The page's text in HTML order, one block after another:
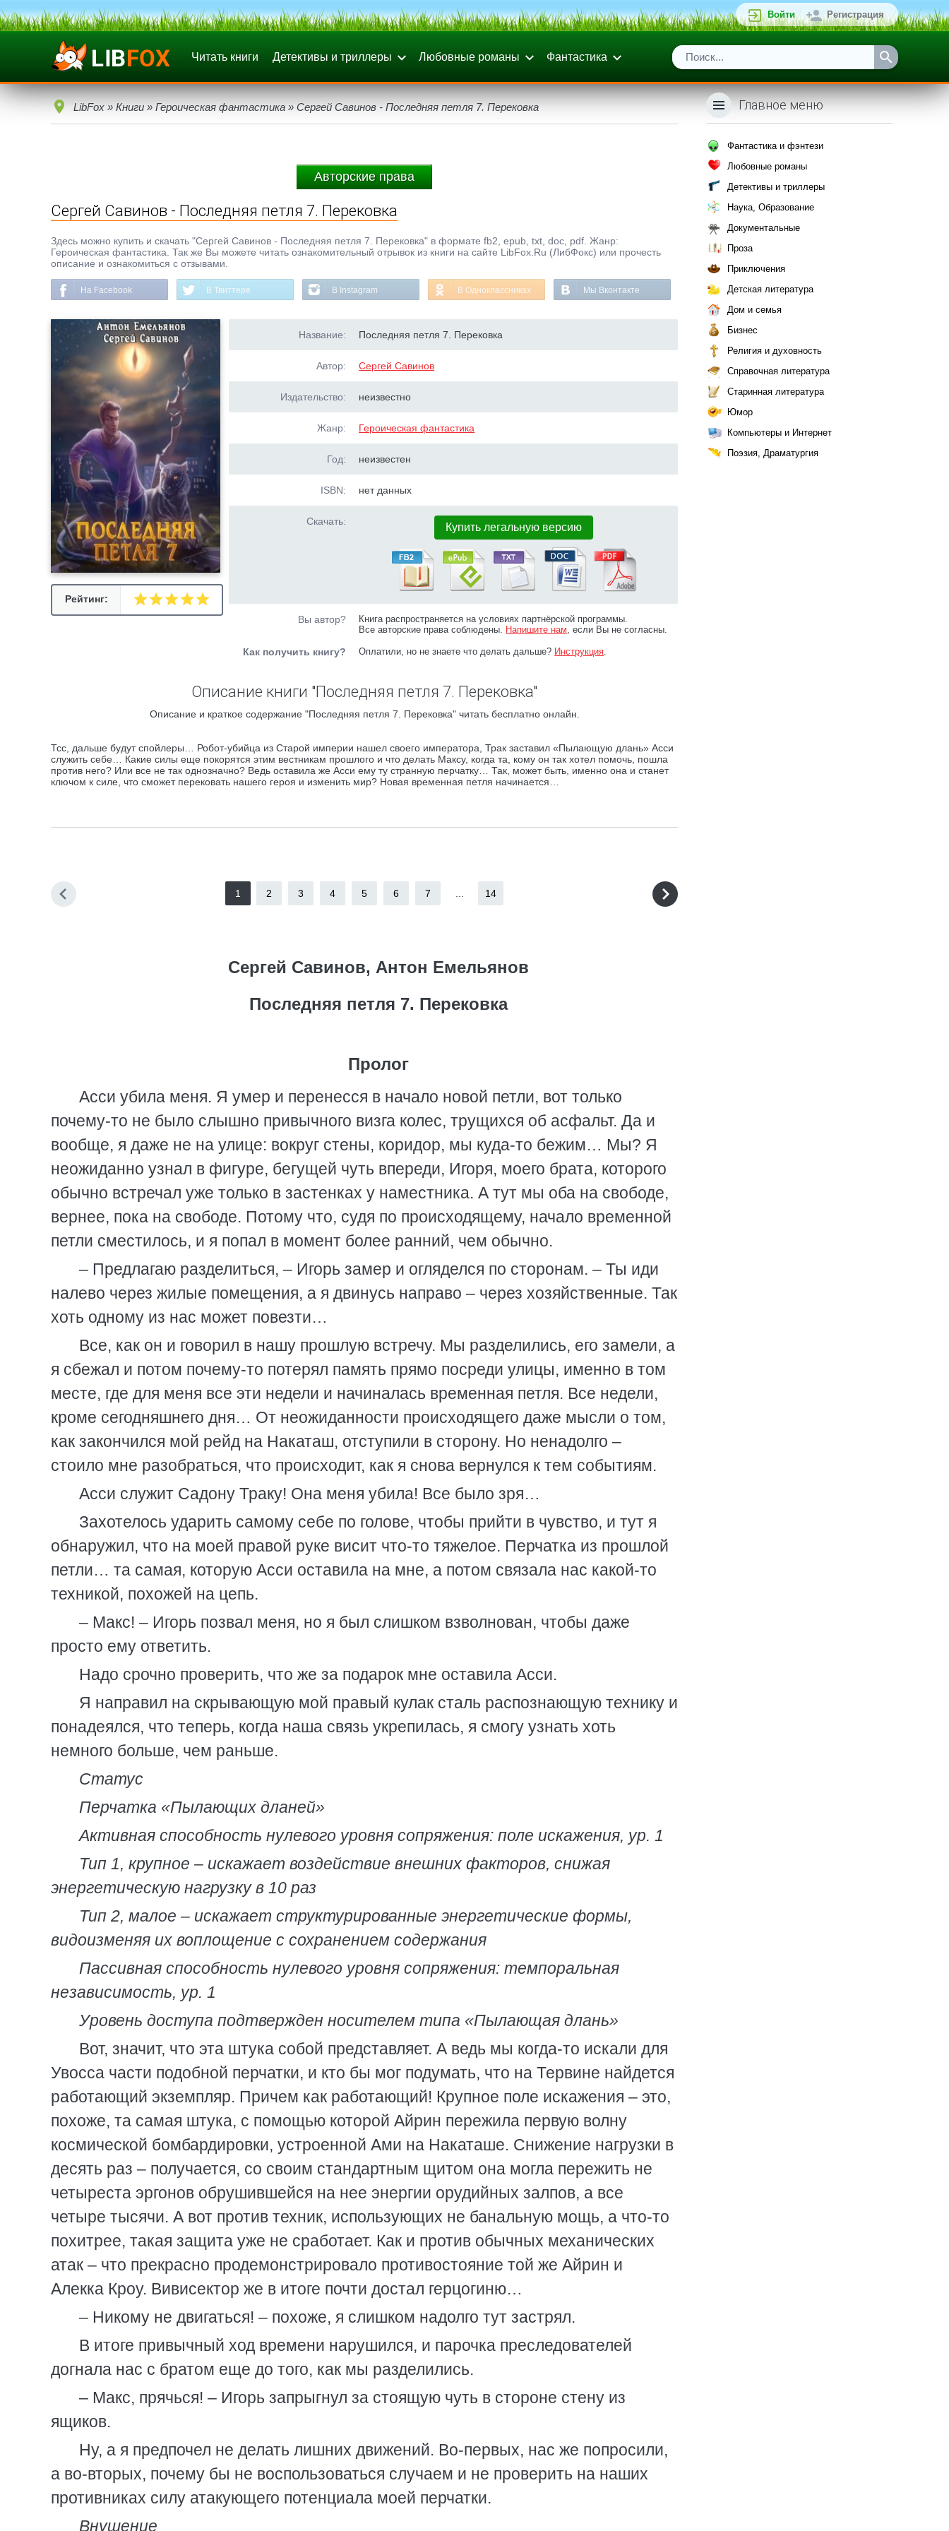
Войти Регистрация
Читать книги Детективы и триллеры Любовные романы Фантастика
LibFox » Книги » Героическая фантастика » Сергей Савинов - Последняя петля 7. Перековка
Авторские права
Сергей Савинов - Последняя петля 7. Перековка
Здесь можно купить и скачать "Сергей Савинов - Последняя петля 7. Перековка" в формате fb2, epub, txt, doc, pdf. Жанр:
Героическая фантастика. Так же Вы можете читать ознакомительный отрывок из книги на сайте LibFox.Ru (ЛибФокс) или прочесть
описание и ознакомиться с отзывами.
На Facebook В Твиттере В Instagram В Одноклассниках Мы Вконтакте
Рейтинг:
Название: Последняя петля 7. Перековка
Автор: Сергей Савинов
Издательство: неизвестно
Жанр: Героическая фантастика
Год: неизвестен
ISBN: нет данных
Скачать: Купить легальную версию
Вы автор?
Книга распространяется на условиях партнёрской программы.
Все авторские права соблюдены. Напишите нам, если Вы не согласны.
Как получить книгу? Оплатили, но не знаете что делать дальше? Инструкция.
Описание книги "Последняя петля 7. Перековка"
Описание и краткое содержание "Последняя петля 7. Перековка" читать бесплатно онлайн.
Тсс, дальше будут спойлеры… Робот-убийца из Старой империи нашел своего императора, Трак заставил «Пылающую длань» Асси
служить себе… Какие силы еще покорятся этим вестникам прошлого и что делать Максу, когда та, кому он так хотел помочь, пошла
против него? Или все не так однозначно? Ведь оставила же Асси ему ту странную перчатку… Так, может быть, именно она и станет
ключом к силе, что сможет перековать нашего героя и изменить мир? Новая временная петля начинается…
1 2 3 4 5 6 7 14
Сергей Савинов, Антон Емельянов
Последняя петля 7. Перековка
Пролог
Асси убила меня. Я умер и перенесся в начало новой петли, вот только
почему-то не было слышно привычного визга колес, трущихся об асфальт. Да и
вообще, я даже не на улице: вокруг стены, коридор, мы куда-то бежим… Мы? Я
неожиданно узнал в фигуре, бегущей чуть впереди, Игоря, моего брата, которого
обычно встречал уже только в застенках у наместника. А тут мы оба на свободе,
вернее, пока на свободе. Потому что, судя по происходящему, начало временной
петли сместилось, и я попал в момент более ранний, чем обычно.
– Предлагаю разделиться, – Игорь замер и огляделся по сторонам. – Ты иди
налево через жилые помещения, а я двинусь направо – через хозяйственные. Так
хоть одному из нас может повезти…
Все, как он и говорил в нашу прошлую встречу. Мы разделились, его замели, а
я сбежал и потом почему-то потерял память прямо посреди улицы, именно в том
месте, где для меня все эти недели и начиналась временная петля. Все недели,
кроме сегодняшнего дня… От неожиданности происходящего даже мысли о том,
как закончился мой рейд на Накаташ, отступили в сторону. Но ненадолго –
стоило мне разобраться, что происходит, как я снова вернулся к тем событиям.
Асси служит Садону Траку! Она меня убила! Все было зря…
Захотелось ударить самому себе по голове, чтобы прийти в чувство, и тут я
обнаружил, что на моей правой руке висит что-то тяжелое. Перчатка из прошлой
петли… та самая, которую Асси оставила на мне, а потом связала нас какой-то
техникой, похожей на цепь.
– Макс! – Игорь позвал меня, но я был слишком взволнован, чтобы даже
просто ему ответить.
Надо срочно проверить, что же за подарок мне оставила Асси.
Я направил на скрывающую мой правый кулак сталь распознающую технику и
понадеялся, что теперь, когда наша связь укрепилась, я смогу узнать хоть
немного больше, чем раньше.
Статус
Перчатка «Пылающих дланей»
Активная способность нулевого уровня сопряжения: поле искажения, ур. 1
Тип 1, крупное – искажает воздействие внешних факторов, снижая
энергетическую нагрузку в 10 раз
Тип 2, малое – искажает структурированные энергетические формы,
видоизменяя их воплощение с сохранением содержания
Пассивная способность нулевого уровня сопряжения: темпоральная
независимость, ур. 1
Уровень доступа подтвержден носителем типа «Пылающая длань»
Вот, значит, что эта штука собой представляет. А ведь мы когда-то искали для
Увосса части подобной перчатки, и кто бы мог подумать, что на Тервине найдется
работающий экземпляр. Причем как работающий! Крупное поле искажения – это,
похоже, та самая штука, с помощью которой Айрин пережила первую волну
космической бомбардировки, устроенной Ами на Накаташе. Снижение нагрузки в
десять раз – получается, со своим стандартным щитом она могла пережить не
четыреста эргонов обрушившейся на нее энергии орудийных залпов, а все
четыре тысячи. А вот против техник, использующих не банальную мощь, а что-то
похитрее, такая защита уже не сработает. Как и против обычных механических
атак – что прекрасно продемонстрировало противостояние той же Айрин и
Алекка Кроу. Вивисектор же в итоге почти достал герцогиню…
– Никому не двигаться! – похоже, я слишком надолго тут застрял.
В итоге привычный ход времени нарушился, и парочка преследователей
догнала нас с братом еще до того, как мы разделились.
– Макс, прячься! – Игорь запрыгнул за стоящую чуть в стороне стену из
ящиков.
Ну, а я предпочел не делать лишних движений. Во-первых, нас же попросили,
а во-вторых, почему бы не воспользоваться случаем и не проверить на наших
противниках силу атакующего потенциала моей перчатки.
Внушение
Главное меню
Фантастика и фэнтези
Любовные романы
Детективы и триллеры
Наука, Образование
Документальные
Проза
Приключения
Детская литература
Дом и семья
Бизнес
Религия и духовность
Справочная литература
Старинная литература
Юмор
Компьютеры и Интернет
Поэзия, Драматургия